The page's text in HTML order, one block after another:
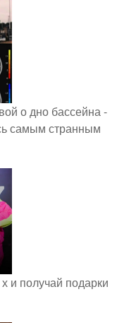
о дно бассейна -
самым странным
и получай подарки